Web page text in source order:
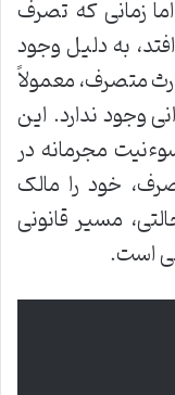
زمانی که تصرف
به دلیل وجود
متصرف، معمولاً
وجود ندارد. این
مجرمانه در
خود را مالک
مسیر قانونی
است.